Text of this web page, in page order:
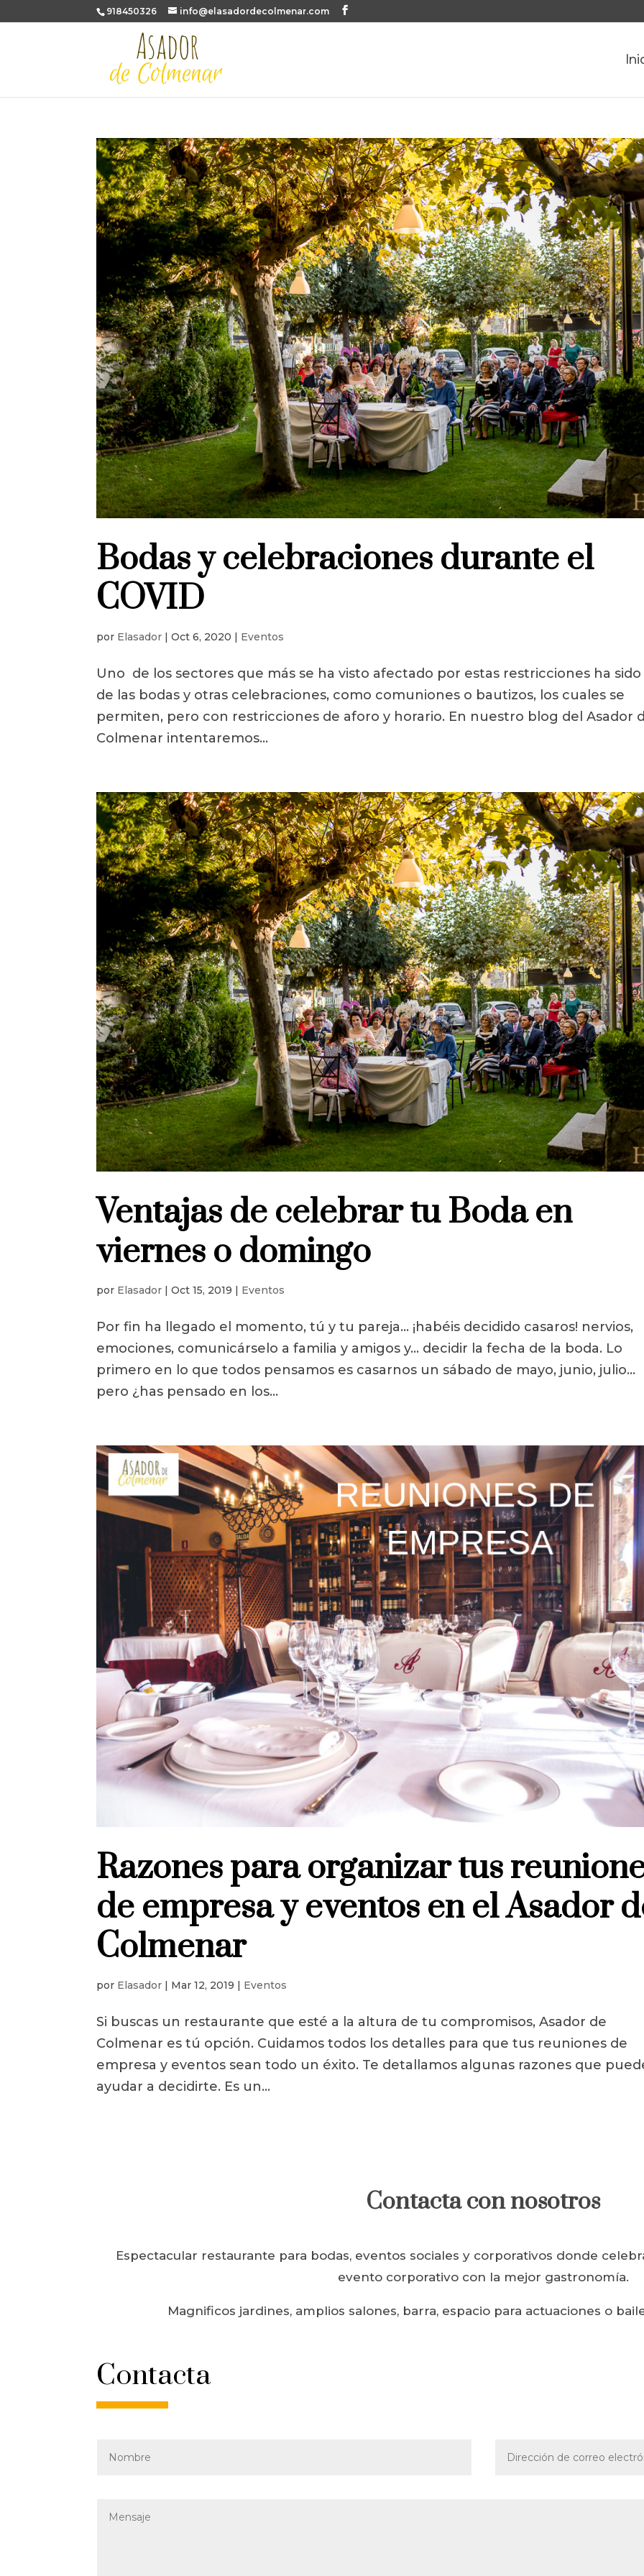
918450326 info@elasadordecolmenar.com
Bodas y celebraciones durante el
COVID
por Elasador |Oct 6, 2020 | Eventos
Uno de los sectores que más se ha visto afectado por estas restricciones ha
de las bodas y otras celebraciones, como comuniones o bautizos, los cuales se
permiten, pero con restricciones de aforo y horario. En nuestro blog del Asador
Colmenar intentaremos...
Ventajas de celebrar tu Boda en
viernes o domingo
por Elasador |Oct 15, 2019 | Eventos
Por fin ha llegado el momento, tú y tu pareja… ¡habéis decidido casaros! nervios,
emociones, comunicárselo a familia y amigos y… decidir la fecha de la boda. Lo
primero en lo que todos pensamos es casarnos un sábado de mayo, junio, julio…
pero ¿has pensado en los...
Razones para organizar tus
de empresa y eventos en el Asador
Colmenar
por Elasador | Mar 12, 2019 | Eventos
Si buscas un restaurante que esté a la altura de tu compromisos, Asador de
Colmenar es tú opción. Cuidamos todos los detalles para que tus reuniones de
empresa y eventos sean todo un éxito. Te detallamos algunas razones que
ayudar a decidirte. Es un...
Contacta con nosotros
Espectacular restaurante para bodas, eventos sociales y corporativos donde
evento corporativo con la mejor gastronomía.
Magnificos jardines, amplios salones, barra, espacio para actuaciones o
Contacta